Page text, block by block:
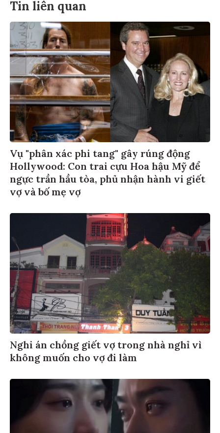
Tin liên quan
Vụ "phân xác phi tang" gây rúng động
Hollywood: Con trai cựu Hoa hậu Mỹ để
ngực trần hầu tòa, phủ nhận hành vi giết
vợ và bố mẹ vợ
Nghi án chồng giết vợ trong nhà nghỉ vì
không muốn cho vợ đi làm